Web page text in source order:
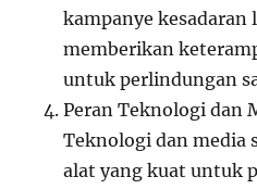
kampanye
memberikan
untuk perlindungan
Peran Teknologi dan
Teknologi dan media
alat yang kuat untuk